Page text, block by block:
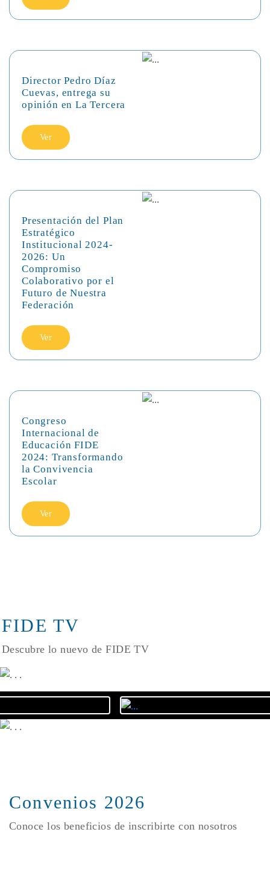
Director Pedro Díaz
Cuevas, entrega su
opinión en La Tercera
Ver
Presentación del Plan
Estratégico
Institucional 2024-
2026: Un
Compromiso
Colaborativo por el
Futuro de Nuestra
Federación
Ver
Congreso
Internacional de
Educación FIDE
2024: Transformando
la Convivencia
Escolar
Ver
FIDE TV
Descubre lo nuevo de FIDE TV
Convenios 2026
Conoce los beneficios de inscribirte con nosotros